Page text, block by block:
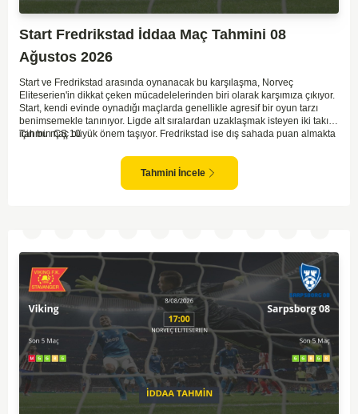
Start Fredrikstad İddaa Maç Tahmini 08
Ağustos 2026
Start ve Fredrikstad arasında oynanacak bu karşılaşma, Norveç
Eliteserien'in dikkat çeken mücadelelerinden biri olarak karşımıza çıkıyor.
Start, kendi evinde oynadığı maçlarda genellikle agresif bir oyun tarzı
benimsemekle tanınıyor. Ligde alt sıralardan uzaklaşmak isteyen iki takım
için bu maç büyük önem taşıyor. Fredrikstad ise dış sahada puan almakta
mücadelede zorluk çıkartabilir. Maçın temposunun yüksek olacağını ve
her iki takımın da sonuca gitmeye odaklanacağını düşünüyorum.
Tahmin ÇŞ 10
Tahmini İncele